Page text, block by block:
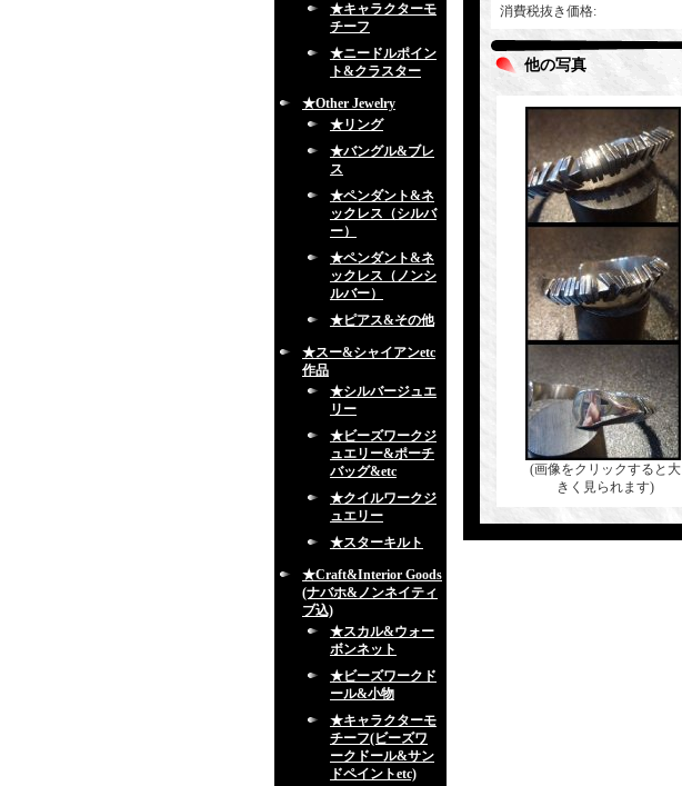
★キャラクターモ
チーフ
★ニードルポイン
ト&クラスター
★Other Jewelry
★リング
★バングル&ブレ
ス
★ペンダント&ネ
ックレス（シルバ
ー）
★ペンダント&ネ
ックレス（ノンシ
ルバー）
★ピアス&その他
★スー&シャイアンetc
作品
★シルバージュエ
リー
★ビーズワークジ
ュエリー&ポーチ
バッグ&etc
★クイルワークジ
ュエリー
★スターキルト
★Craft&Interior Goods
(ナバホ&ノンネイティ
ブ込)
★スカル&ウォー
ボンネット
★ビーズワークド
ール&小物
★キャラクターモ
チーフ(ビーズワ
ークドール&サン
ドペイントetc)
消費税抜き価格:
他の写真
(画像をクリックすると大
きく見られます)